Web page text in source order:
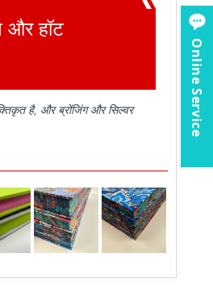
और हॉट
है, और ब्रोंजिंग और सिल्वर Online Service